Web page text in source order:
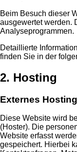
Beim Besuch dieser
ausgewertet werden.
Analyseprogrammen.
Detaillierte
finden Sie in der
2. Hosting
Externes Hosting
Diese Website wird
(Hoster). Die
Website erfasst
gespeichert. Hierbei